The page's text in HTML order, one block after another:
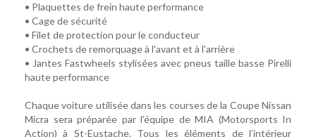
• Plaquettes de frein haute performance
• Cage de sécurité
• Filet de protection pour le conducteur
• Crochets de remorquage à l'avant et à l'arrière
• Jantes Fastwheels stylisées avec pneus taille basse Pirelli
haute performance
Chaque voiture utilisée dans les courses de la Coupe Nissan
Micra sera préparée par l’équipe de MIA (Motorsports In
Action) à St-Eustache. Tous les éléments de l’intérieur